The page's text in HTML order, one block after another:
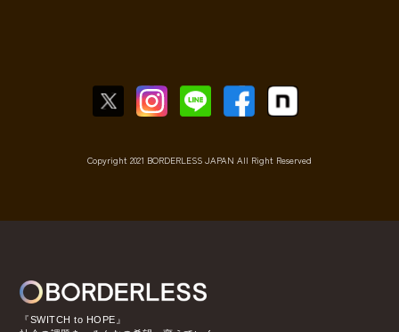
Copyright 2021 BORDERLESS JAPAN All Right Reserved
『SWITCH to HOPE』